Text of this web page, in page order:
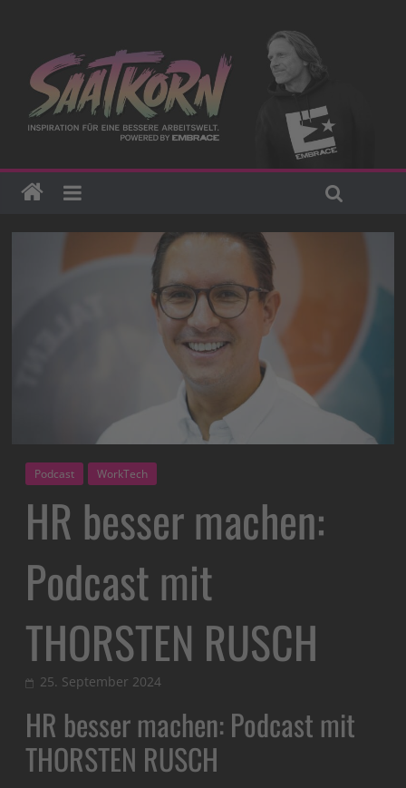
Podcast WorkTech
HR besser machen:
Podcast mit
THORSTEN RUSCH
25. September 2024
HR besser machen: Podcast mit
THORSTEN RUSCH